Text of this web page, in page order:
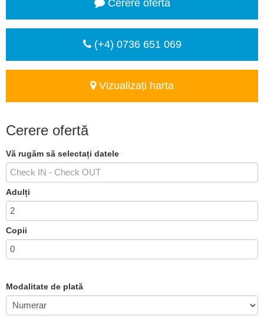
Cerere ofertă
(+4) 0736 651 069
Vizualizați harta
Cerere ofertă
Vă rugăm să selectați datele
Adulți
Copii
Modalitate de plată